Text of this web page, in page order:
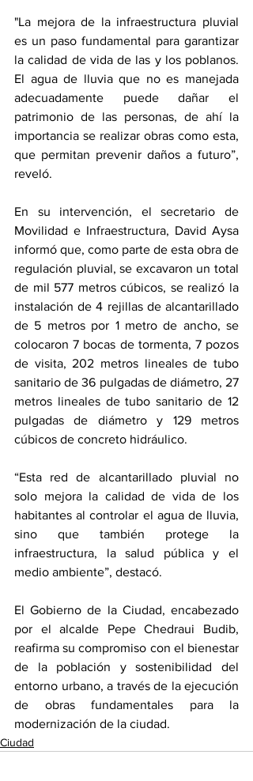
"La mejora de la infraestructura pluvial
es un paso fundamental para garantizar
la calidad de vida de las y los poblanos.
El agua de lluvia que no es manejada
adecuadamente puede dañar el
patrimonio de las personas, de ahí la
importancia se realizar obras como esta,
que permitan prevenir daños a futuro”,
reveló.
En su intervención, el secretario de
Movilidad e Infraestructura, David Aysa
informó que, como parte de esta obra de
regulación pluvial, se excavaron un total
de mil 577 metros cúbicos, se realizó la
instalación de 4 rejillas de alcantarillado
de 5 metros por 1 metro de ancho, se
colocaron 7 bocas de tormenta, 7 pozos
de visita, 202 metros lineales de tubo
sanitario de 36 pulgadas de diámetro, 27
metros lineales de tubo sanitario de 12
pulgadas de diámetro y 129 metros
cúbicos de concreto hidráulico.
“Esta red de alcantarillado pluvial no
solo mejora la calidad de vida de los
habitantes al controlar el agua de lluvia,
sino que también protege la
infraestructura, la salud pública y el
medio ambiente”, destacó.
El Gobierno de la Ciudad, encabezado
por el alcalde Pepe Chedraui Budib,
reafirma su compromiso con el bienestar
de la población y sostenibilidad del
entorno urbano, a través de la ejecución
de obras fundamentales para la
modernización de la ciudad.
Ciudad